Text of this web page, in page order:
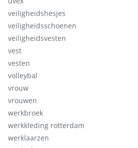
veiligheidshesjes
veiligheidsschoenen
veiligheidsvesten
vest
vesten
volleybal
vrouw
vrouwen
werkbroek
werkkleding rotterdam
werklaarzen